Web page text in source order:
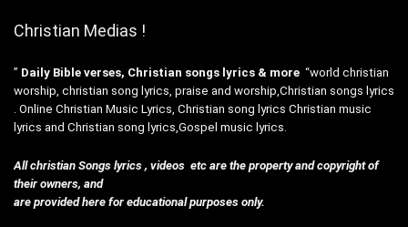
Christian Medias !
” Daily Bible verses, Christian songs lyrics & more “world christian
worship, christian song lyrics, praise and worship,Christian songs lyrics
. Online Christian Music Lyrics, Christian song lyrics Christian music
lyrics and Christian song lyrics,Gospel music lyrics.
All christian Songs lyrics , videos etc are the property and copyright of
their owners, and
are provided here for educational purposes only.